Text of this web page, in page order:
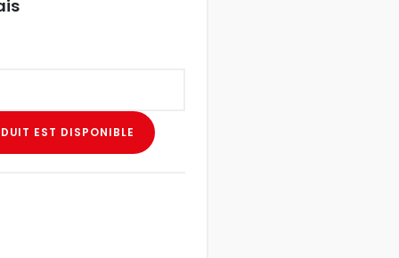
EST DISPONIBLE